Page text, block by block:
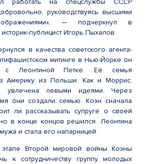
работать на спецслужбы СССР
руководствуясь высшими
— подчеркнул в
публицист Игорь Пыхалов.
в качества советского агента-
митинге в Нью-Йорке он
с Леонтиной Петке. Её семья
Америку из Польши. Как и Моррис,
увлечена левыми идеями. Через
они создали семью. Коэн сначала
ли рассказывать супруге о своей
в конце концов решился. Леонтина
и стала его напарницей.
Второй мировой войны Коэны
к сотрудничеству группу молодых